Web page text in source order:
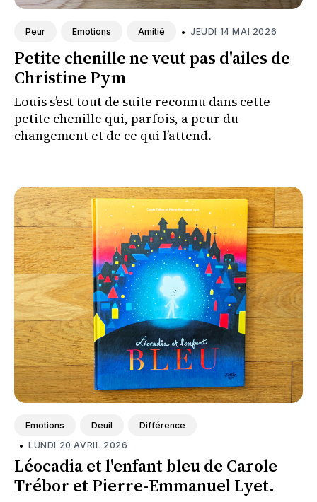
Peur Emotions Amitié • JEUDI 14 MAI 2026
Petite chenille ne veut pas d'ailes de
Christine Pym
Louis s’est tout de suite reconnu dans cette
petite chenille qui, parfois, a peur du
changement et de ce qui l’attend.
Emotions Deuil Différence
• LUNDI 20 AVRIL 2026
Léocadia et l'enfant bleu de Carole
Trébor et Pierre-Emmanuel Lyet.